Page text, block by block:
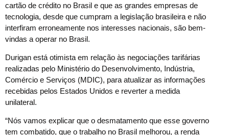
cartão de crédito no Brasil e que as grandes empresas de
tecnologia, desde que cumpram a legislação brasileira e não
interfiram erroneamente nos interesses nacionais, são bem-
vindas a operar no Brasil.
Durigan está otimista em relação às negociações tarifárias
realizadas pelo Ministério do Desenvolvimento, Indústria,
Comércio e Serviços (MDIC), para atualizar as informações
recebidas pelos Estados Unidos e reverter a medida
unilateral.
“Nós vamos explicar que o desmatamento que esse governo
tem combatido, que o trabalho no Brasil melhorou, a renda